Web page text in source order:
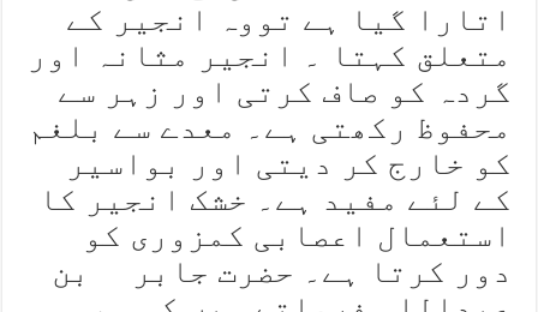
اتارا گیا ہے تووہ انجیر کے
متعلق کہتا ۔ انجیر مثانہ اور
گردہ کو صاف کرتی اور زہر سے
محفوظ رکھتی ہے۔ معدے سے بلغم
کو خارج کر دیتی اور بواسیر
کے لئے مفید ہے۔ خشک انجیر کا
استعمال اعصابی کمزوری کو
دور کرتا ہے۔ حضرت جابر بن